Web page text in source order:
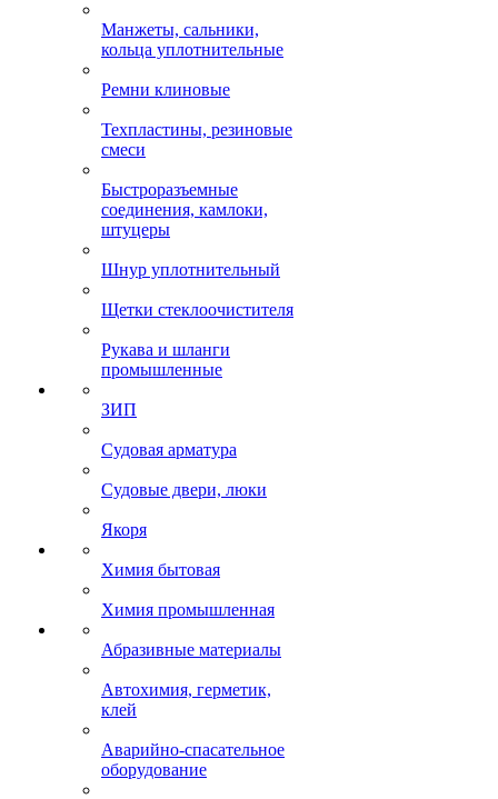
Манжеты, сальники,
кольца уплотнительные
Ремни клиновые
Техпластины, резиновые
смеси
Быстроразъемные
соединения, камлоки,
штуцеры
Шнур уплотнительный
Щетки стеклоочистителя
Рукава и шланги
промышленные
ЗИП
Судовая арматура
Судовые двери, люки
Якоря
Химия бытовая
Химия промышленная
Абразивные материалы
Автохимия, герметик,
клей
Аварийно-спасательное
оборудование